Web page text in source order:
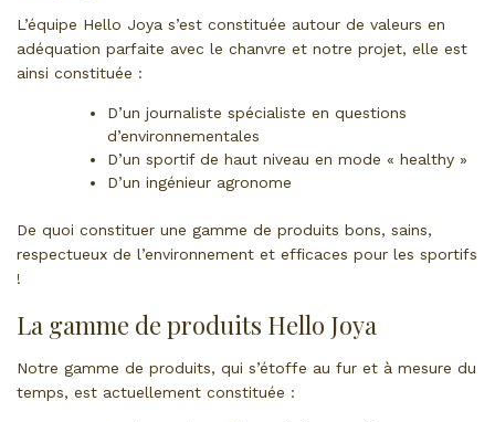
L’équipe Hello Joya s’est constituée autour de valeurs en
adéquation parfaite avec le chanvre et notre projet, elle est
ainsi constituée :
D’un journaliste spécialiste en questions
d’environnementales
D’un sportif de haut niveau en mode « healthy »
D’un ingénieur agronome
De quoi constituer une gamme de produits bons, sains,
respectueux de l’environnement et efficaces pour les sportifs
!
La gamme de produits Hello Joya
Notre gamme de produits, qui s’étoffe au fur et à mesure du
temps, est actuellement constituée :